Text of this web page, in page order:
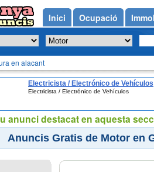
en alacant
Electricista / Electrónico de Vehículos
Electricista / Electrónico de Vehículos
Anuncis Gratis de Motor en
Inici Ocupació
anunci destacat en aquesta